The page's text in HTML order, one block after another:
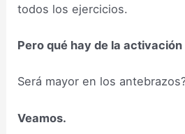
todos los ejercicios.
Pero qué hay de la
Será mayor en los
Veamos.